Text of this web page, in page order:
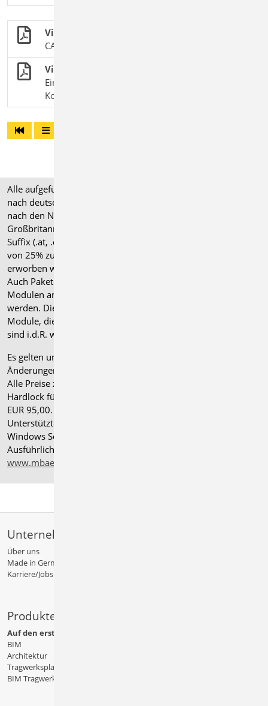
ViCADo
CAD-System für Architektur & Tragwerksplanung
ViCADo.pdf
Einbindung von PDF-Dokumenten für
Konstruktion und Planausgabe
Alle aufgeführten Preise verstehen sich für Module/Pakete
nach deutschen Normgrundlagen (".de"). Module, die auch
nach den Normen für Österreich, Schweiz, Italien und
Großbritannien verfügbar sind, tragen ein entsprechendes
Suffix (.at, .ch, .it bzw. .uk) und können gegen einen Aufpreis
von 25% zusammen mit dem jeweiligen ".de"-Modul
erworben werden.
Auch Pakete können gegen einen Aufpreis von 25% mit
Modulen anderer Normen (.at, .ch, .it bzw. .uk) erweitert
werden. Die Paketerweiterung umfasst alle entsprechenden
Module, die zum Zeitpunkt des Kaufs verfügbar sind. Das
sind i.d.R. weniger Module als nach deutscher Norm.
Es gelten unsere
Änderungen und Irrtümer vorbehalten.
Alle Preise zzgl. Versandkosten und gesetzlicher MwSt.
Hardlock für Einzelplatzlizenz, je Arbeitsplatz erforderlich
EUR 95,00. Folgelizenz-/Netzwerkbedingungen auf Anfrage.
Unterstützte Betriebssysteme: Windows
Windows Server 2025 mit Windows Terminal Server.
Ausführliche Informationen auf
www.mbaec.de/service/systemvoraussetzungen
Unternehmen
Über uns
Made in Germany
Karriere/Jobs
Produkte
Auf den ersten Blick
BIM
Architektur
Tragwerksplanung
BIM Tragwerksplanung